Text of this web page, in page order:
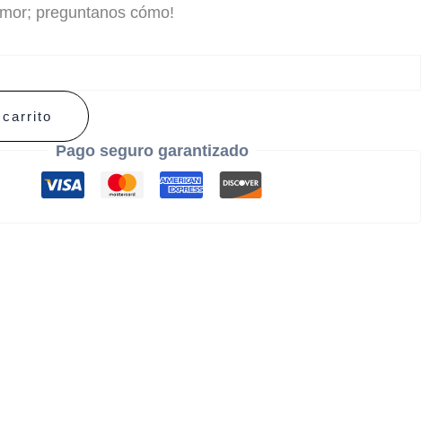
preguntanos cómo!
Pago seguro garantizado